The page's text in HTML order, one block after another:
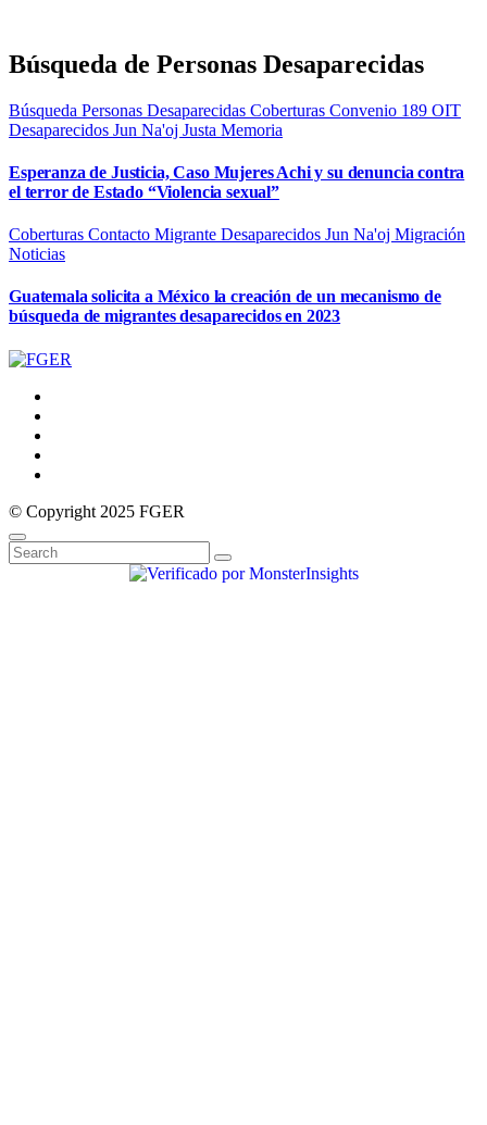
Búsqueda de Personas Desaparecidas
Búsqueda Personas Desaparecidas Coberturas Convenio 189 OIT
Desaparecidos Jun Na'oj Justa Memoria
Esperanza de Justicia, Caso Mujeres Achi y su denuncia contra
el terror de Estado “Violencia sexual”
Coberturas Contacto Migrante Desaparecidos Jun Na'oj Migración
Noticias
Guatemala solicita a México la creación de un mecanismo de
búsqueda de migrantes desaparecidos en 2023
© Copyright 2025 FGER